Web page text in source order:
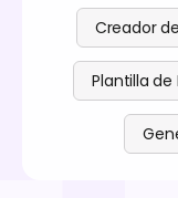
Creador
Plantilla